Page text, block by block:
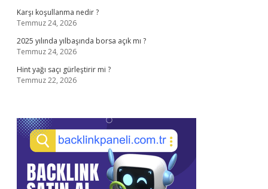
Karşı koşullanma nedir ?
Temmuz 24, 2026
2025 yılında yılbaşında borsa açık mı ?
Temmuz 24, 2026
Hint yağı saçı gürleştirir mi ?
Temmuz 22, 2026